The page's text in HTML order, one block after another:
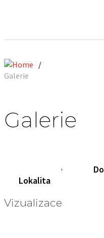
/
Galerie
Galerie
Vizualizace
Lokalita
Vizualizace